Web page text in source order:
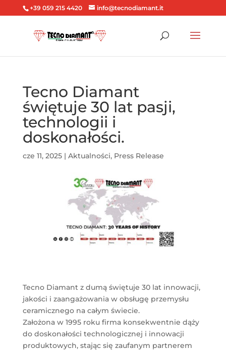
+39 059 215 4420 info@tecnodiamant.it
Tecno Diamant
świętuje 30 lat pasji,
technologii i
doskonałości.
cze 11, 2025| Aktualności, Press Release
Tecno Diamant z dumą świętuje 30 lat innowacji,
jakości i zaangażowania w obsługę przemysłu
ceramicznego na całym świecie.
Założona w 1995 roku firma konsekwentnie dąży
do doskonałości technologicznej i innowacji
produktowych, stając się zaufanym partnerem